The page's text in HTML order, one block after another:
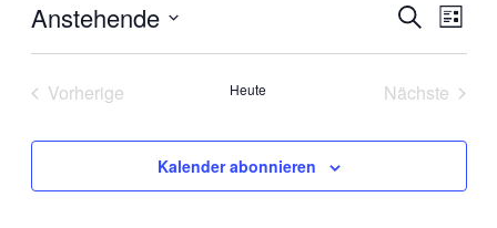
Suche
Liste
Anstehende
Vorherige
Heute
Nächste
Kalender abonnieren